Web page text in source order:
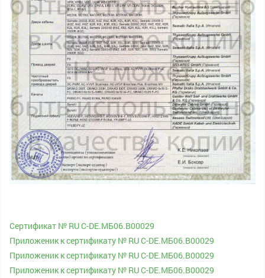
Сертификат № RU С-DE.МБ06.В00029
Приложеник к сертификату № RU С-DE.МБ06.В00029
Приложеник к сертификату № RU С-DE.МБ06.В00029
Приложеник к сертификату № RU С-DE.МБ06.В00029